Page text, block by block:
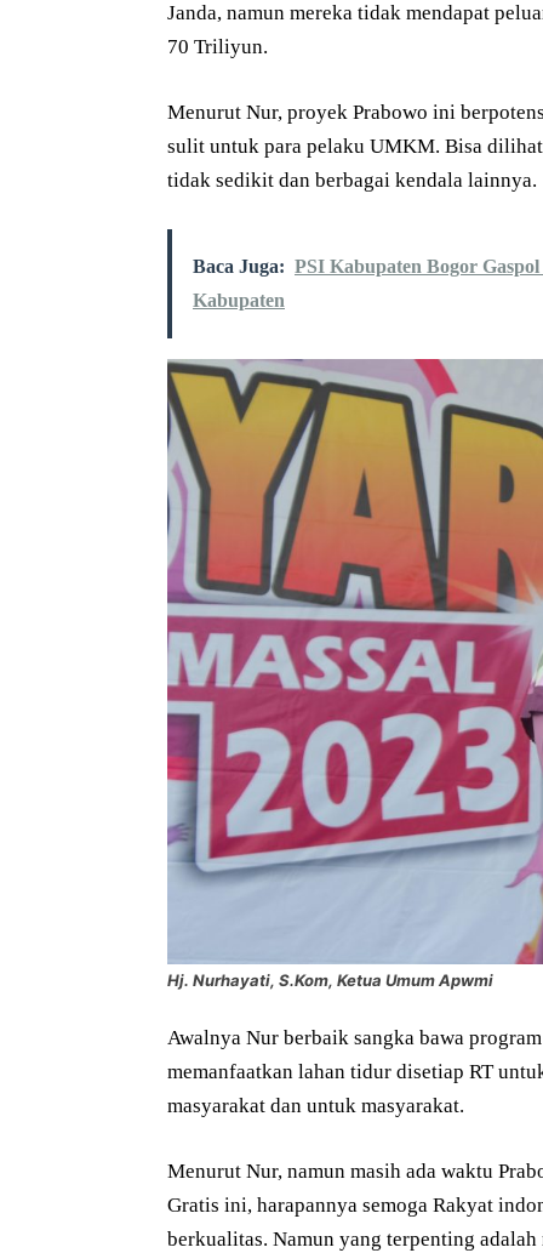
Janda, namun mereka tidak mendapat
70 Triliyun.
Menurut Nur, proyek Prabowo ini
sulit untuk para pelaku UMKM. Bisa
tidak sedikit dan berbagai kendala lainnya.
Baca Juga: PSI Kabupaten Bogor
Kabupaten
Hj. Nurhayati, S.Kom, Ketua Umum Apwmi
Awalnya Nur berbaik sangka bawa
memanfaatkan lahan tidur disetiap RT
masyarakat dan untuk masyarakat.
Menurut Nur, namun masih ada waktu
Gratis ini, harapannya semoga Rakyat
berkualitas. Namun yang terpenting